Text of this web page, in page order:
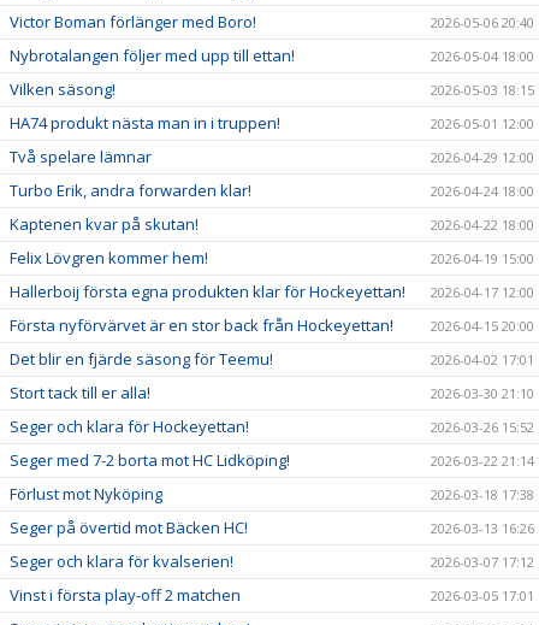
Victor Boman förlänger med Boro! 2026-05-06 20:40
Nybrotalangen följer med upp till ettan! 2026-05-04 18:00
Vilken säsong! 2026-05-03 18:15
HA74 produkt nästa man in i truppen! 2026-05-01 12:00
Två spelare lämnar 2026-04-29 12:00
Turbo Erik, andra forwarden klar! 2026-04-24 18:00
Kaptenen kvar på skutan! 2026-04-22 18:00
Felix Lövgren kommer hem! 2026-04-19 15:00
Hallerboij första egna produkten klar för Hockeyettan! 2026-04-17 12:00
Första nyförvärvet är en stor back från Hockeyettan! 2026-04-15 20:00
Det blir en fjärde säsong för Teemu! 2026-04-02 17:01
Stort tack till er alla! 2026-03-30 21:10
Seger och klara för Hockeyettan! 2026-03-26 15:52
Seger med 7-2 borta mot HC Lidköping! 2026-03-22 21:14
Förlust mot Nyköping 2026-03-18 17:38
Seger på övertid mot Bäcken HC! 2026-03-13 16:26
Seger och klara för kvalserien! 2026-03-07 17:12
Vinst i första play-off 2 matchen 2026-03-05 17:01